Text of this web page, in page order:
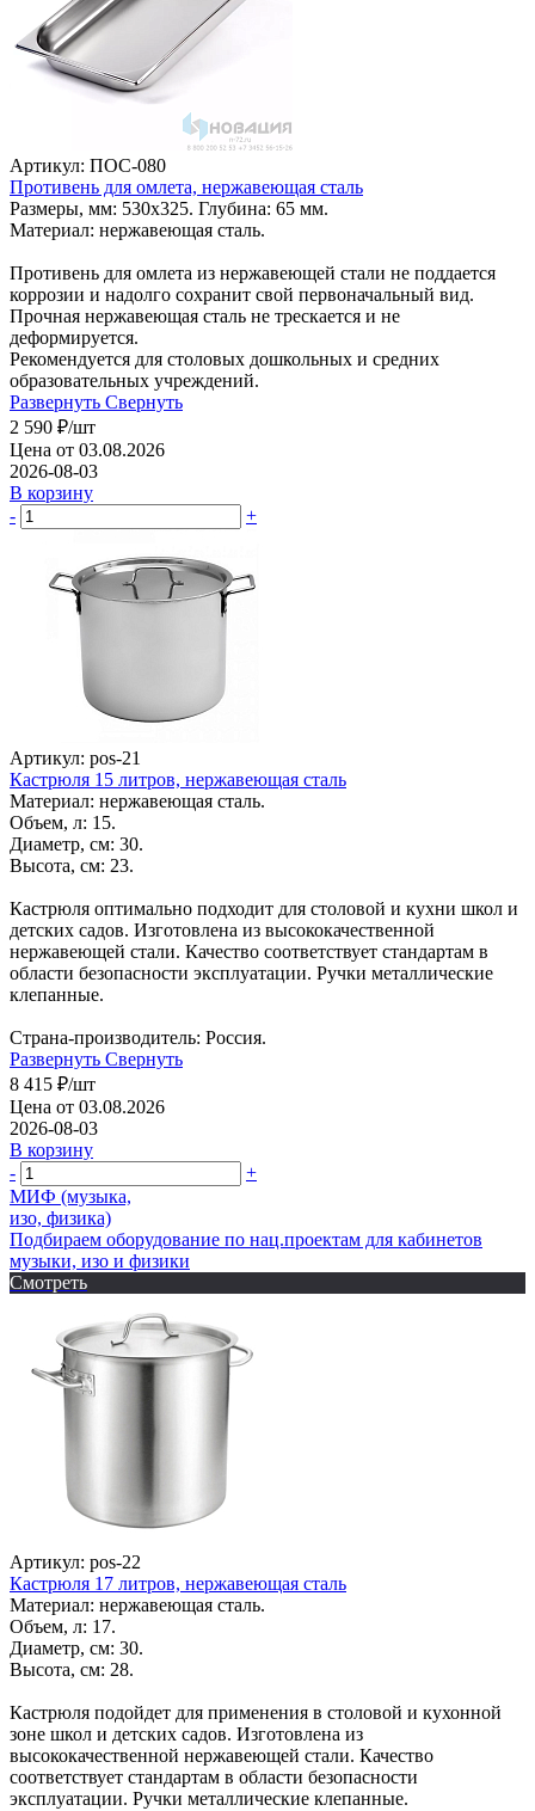
Артикул: ПОС-080
Противень для омлета, нержавеющая сталь
Размеры, мм: 530х325. Глубина: 65 мм.
Материал: нержавеющая сталь.
Противень для омлета из нержавеющей стали не поддается
коррозии и надолго сохранит свой первоначальный вид.
Прочная нержавеющая сталь не трескается и не
деформируется.
Рекомендуется для столовых дошкольных и средних
образовательных учреждений.
Развернуть Свернуть
2 590 ₽/шт
Цена от 03.08.2026
2026-08-03
В корзину
-
+
Артикул: pos-21
Кастрюля 15 литров, нержавеющая сталь
Материал: нержавеющая сталь.
Объем, л: 15.
Диаметр, см: 30.
Высота, см: 23.
Кастрюля оптимально подходит для столовой и кухни школ и
детских садов. Изготовлена из высококачественной
нержавеющей стали. Качество соответствует стандартам в
области безопасности эксплуатации. Ручки металлические
клепанные.
Страна-производитель: Россия.
Развернуть Свернуть
8 415 ₽/шт
Цена от 03.08.2026
2026-08-03
В корзину
-
+
МИФ (музыка,
изо, физика)
Подбираем оборудование по нац.проектам для кабинетов
музыки, изо и физики
Смотреть
Артикул: pos-22
Кастрюля 17 литров, нержавеющая сталь
Материал: нержавеющая сталь.
Объем, л: 17.
Диаметр, см: 30.
Высота, см: 28.
Кастрюля подойдет для применения в столовой и кухонной
зоне школ и детских садов. Изготовлена из
высококачественной нержавеющей стали. Качество
соответствует стандартам в области безопасности
эксплуатации. Ручки металлические клепанные.